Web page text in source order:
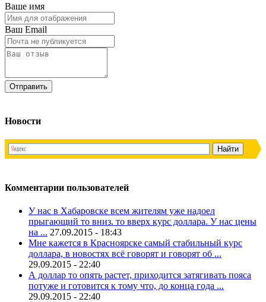
Ваше имя
Ваш Email
Новости
Комментарии пользователей
У нас в Хабаровске всем жителям уже надоел
прыгающий то вниз. то вверх курс доллара. У нас цены
на ... 27.09.2015 - 18:43
Мне кажется в Красноярске самый стабильный курс
доллара, в новостях всё говорят и говорят об ...
29.09.2015 - 22:40
А доллар то опять растет, приходится затягивать пояса
потуже и готовится к тому что, до конца года ...
29.09.2015 - 22:40